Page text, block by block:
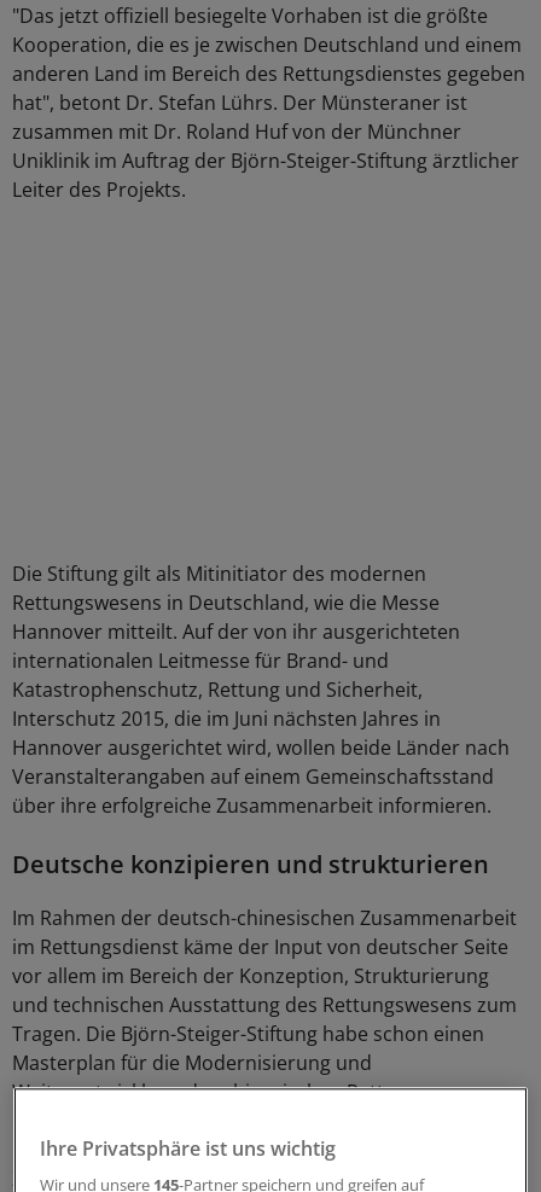
"Das jetzt offiziell besiegelte Vorhaben ist die größte
Kooperation, die es je zwischen Deutschland und einem
anderen Land im Bereich des Rettungsdienstes gegeben
hat", betont Dr. Stefan Lührs. Der Münsteraner ist
zusammen mit Dr. Roland Huf von der Münchner
Uniklinik im Auftrag der Björn-Steiger-Stiftung ärztlicher
Leiter des Projekts.
Die Stiftung gilt als Mitinitiator des modernen
Rettungswesens in Deutschland, wie die Messe
Hannover mitteilt. Auf der von ihr ausgerichteten
internationalen Leitmesse für Brand- und
Katastrophenschutz, Rettung und Sicherheit,
Interschutz 2015, die im Juni nächsten Jahres in
Hannover ausgerichtet wird, wollen beide Länder nach
Veranstalterangaben auf einem Gemeinschaftsstand
über ihre erfolgreiche Zusammenarbeit informieren.
Deutsche konzipieren und strukturieren
Im Rahmen der deutsch-chinesischen Zusammenarbeit
im Rettungsdienst käme der Input von deutscher Seite
vor allem im Bereich der Konzeption, Strukturierung
und technischen Ausstattung des Rettungswesens zum
Tragen. Die Björn-Steiger-Stiftung habe schon einen
Masterplan für die Modernisierung und
Weiterentwicklung des chinesischen Rettungswesens
Ziel sei es, in China ein integriertes boden- und
Ihre Privatsphäre ist uns wichtig
Wir und unsere 145-Partner speichern und greifen auf